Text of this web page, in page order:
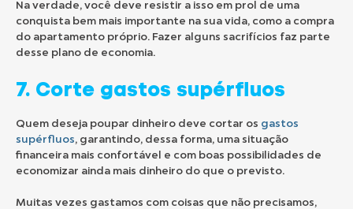
Na verdade, você deve resistir a isso em prol de uma
conquista bem mais importante na sua vida, como a compra
do apartamento próprio. Fazer alguns sacrifícios faz parte
desse plano de economia.
7. Corte gastos supérfluos
Quem deseja poupar dinheiro deve cortar os gastos
supérfluos, garantindo, dessa forma, uma situação
financeira mais confortável e com boas possibilidades de
economizar ainda mais dinheiro do que o previsto.
Muitas vezes gastamos com coisas que não precisamos,